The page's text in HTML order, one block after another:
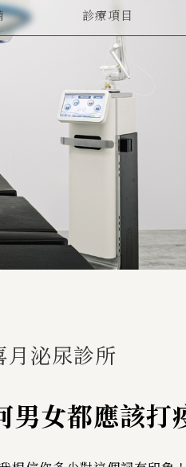
診療項目
SERVICES
月泌尿診所
男女都應該